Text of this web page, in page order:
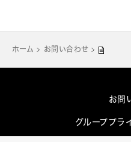
ホーム お問い合わせ
お問
グループプラ